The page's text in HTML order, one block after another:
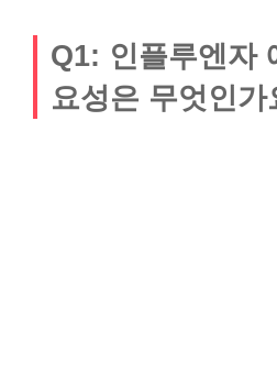
Q1: 인플루엔자
요성은 무엇인가